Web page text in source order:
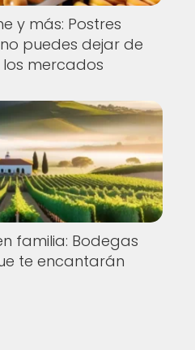
y más: Postres
puedes dejar de
mercados
familia: Bodegas
te encantarán